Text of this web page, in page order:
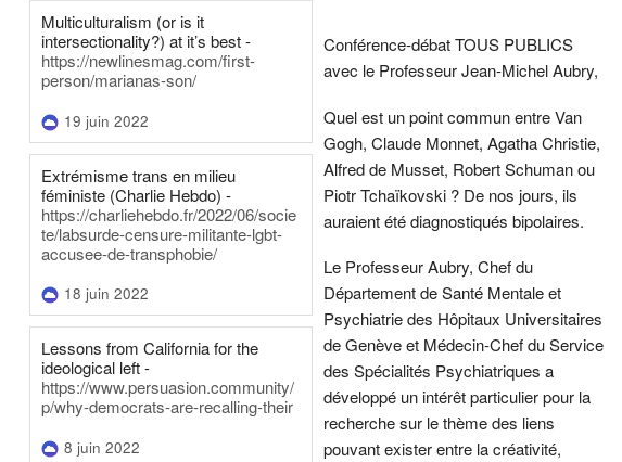
Multiculturalism (or is it
intersectionality?) at it’s best -
https://newlinesmag.com/first-
person/marianas-son/
19 juin 2022
Extrémisme trans en milieu
féministe (Charlie Hebdo) -
https://charliehebdo.fr/2022/06/socie
te/labsurde-censure-militante-lgbt-
accusee-de-transphobie/
18 juin 2022
Lessons from California for the
ideological left -
https://www.persuasion.community/
p/why-democrats-are-recalling-their
8 juin 2022
Conférence-débat TOUS PUBLICS
avec le Professeur Jean-Michel Aubry,
Quel est un point commun entre Van
Gogh, Claude Monnet, Agatha Christie,
Alfred de Musset, Robert Schuman ou
Piotr Tchaïkovski ? De nos jours, ils
auraient été diagnostiqués bipolaires.
Le Professeur Aubry, Chef du
Département de Santé Mentale et
Psychiatrie des Hôpitaux Universitaires
de Genève et Médecin-Chef du Service
des Spécialités Psychiatriques a
développé un intérêt particulier pour la
recherche sur le thème des liens
pouvant exister entre la créativité,